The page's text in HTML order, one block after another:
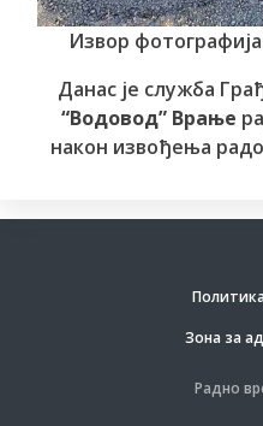
Извор
Данас је служба
“Водовод” Врање
након извођења
Зона за
Радно